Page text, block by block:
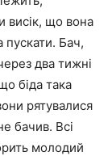
висік, що вона
пускати. Бач,
два тижні
біда така
рятувалися
бачив. Всі
молодий